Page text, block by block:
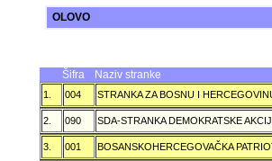
OLOVO
Šifra Naziv stranke
1. 004 STRANKA ZA BOSNU I
2. 090 SDA-STRANKA DEMOKRATSKE
3. 001 BOSANSKOHERCEGOVAČKA